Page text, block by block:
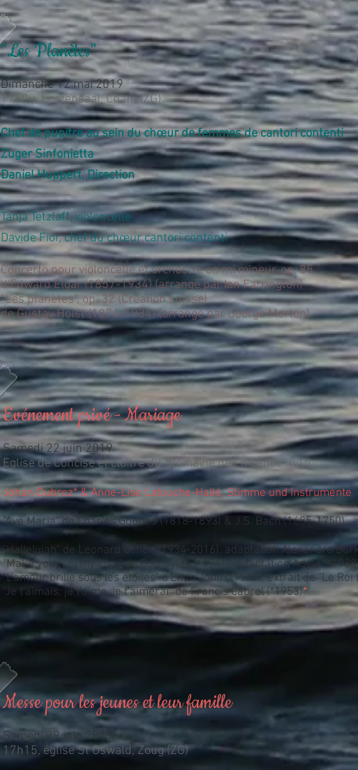
"Les Planètes"
Dimanche 12 mai 2019
17h00, Lorzensaal, Cham (ZG)
Chef de pupitre au sein du chœur de femmes de cantori contenti
Zuger Sinfonietta
Daniel Huppert, Direction
Tanja Tetzlaff, violoncelle
Davide Fior, chef du chœur cantori contenti
Concerto pour violoncelle et orchestre en mi mineur, op. 85
d'Edward Elgar (1857-1934) (arrangé par Ian Farrington)
"Les planètes", op. 32 (Création suisse)
de Gustav Holst (1874-1934) (arrangé par George Morton)
Evénement privé - Mariage
Samedi 22 juin 2019
Eglise de Concise et cloître du "Domaine de La Lance" (VD)
Johan Dubrez* & Anne-Lise Latouche-Hallé, Stimme und Instrumente
"Ave Maria" de Charles Gounod (1818-1893) & J.S. Bach (1685-1750)
"Hallelujah" de Leonard Cohen ( 1934-2016), adaptation Alexandra
"Make you feel my love" de Bob Dylan (*1941), adaptation Adele
"L'amour brille sous les étoiles" d'Elton John (*1947), extrait de "Le Roi
"Je t'aimais, je t'aime, je t'aimerai" de Francis Cabrel (*1953)*
Messe pour les jeunes et leur famille
Samedi 29 juin 2019
17h15, église St Oswald, Zoug (ZG)